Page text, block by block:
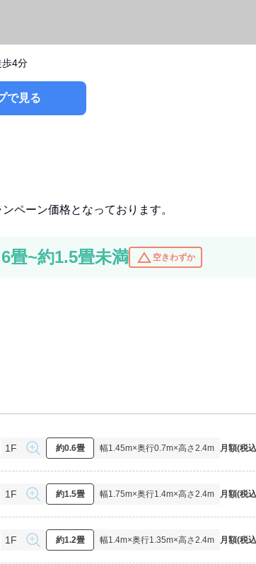
歩4分
で見る
ペーン価格となっております。
畳~約1.5畳未満 change_history 空きわずか
1F 約0.6畳 幅1.45m×奥行0.7m×高さ2.4m 月額(税
1F 約1.5畳 幅1.75m×奥行1.4m×高さ2.4m 月額(税
1F 約1.2畳 幅1.4m×奥行1.35m×高さ2.4m 月額(税